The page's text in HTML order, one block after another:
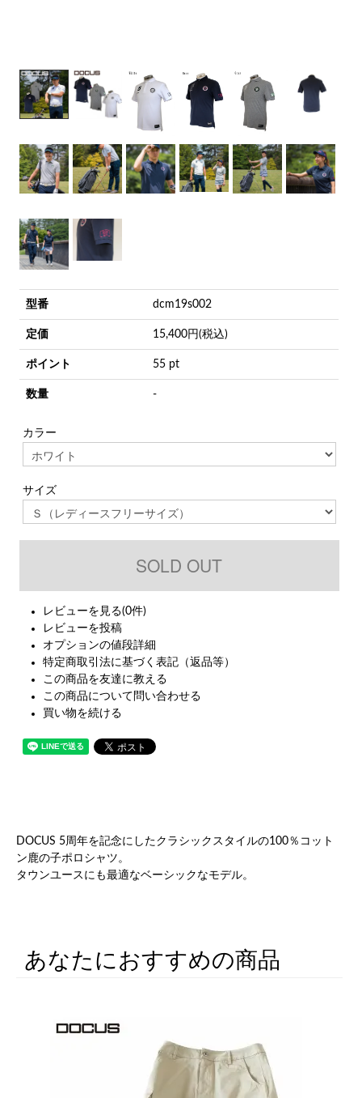
型番 dcm19s002
定価 15,400円(税込)
ポイント 55 pt
数量 -
カラー
サイズ
レビューを見る(0件)
レビューを投稿
オプションの値段詳細
特定商取引法に基づく表記（返品等）
この商品を友達に教える
この商品について問い合わせる
買い物を続ける
DOCUS 5周年を記念にしたクラシックスタイルの100％コット
ン鹿の子ポロシャツ。
タウンユースにも最適なベーシックなモデル。
あなたにおすすめの商品